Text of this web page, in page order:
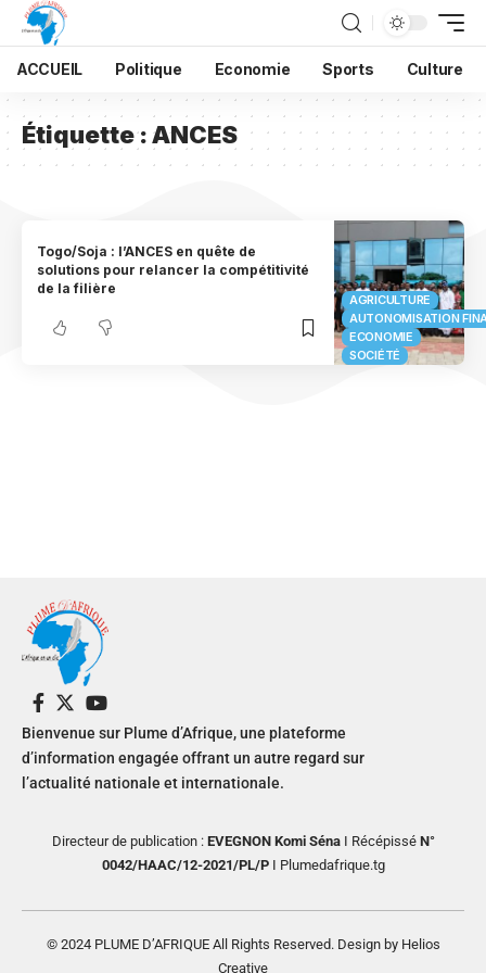
ACCUEIL Politique Economie Sports Culture
Étiquette :ANCES
AGRICULTURE
AUTONOMISATION
ECONOMIE
SOCIÉTÉ
Togo/Soja : l’ANCES en quête de
solutions pour relancer la compétitivité
de la filière
Bienvenue sur Plume d’Afrique, une plateforme
d’information engagée offrant un autre regard sur
l’actualité nationale et internationale.
Directeur de publication : EVEGNON Komi SénaI RécépisséN°
0042/HAAC/12-2021/PL/PI Plumedafrique.tg
© 2024 PLUME D’AFRIQUE All Rights Reserved. Design by Helios
Creative